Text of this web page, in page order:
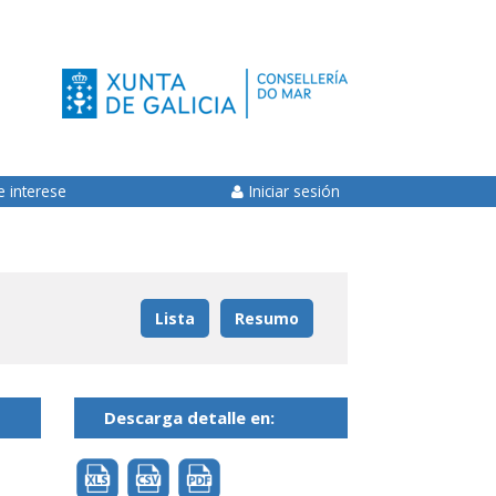
interese Iniciar sesión
Lista Resumo
Descarga detalle en: